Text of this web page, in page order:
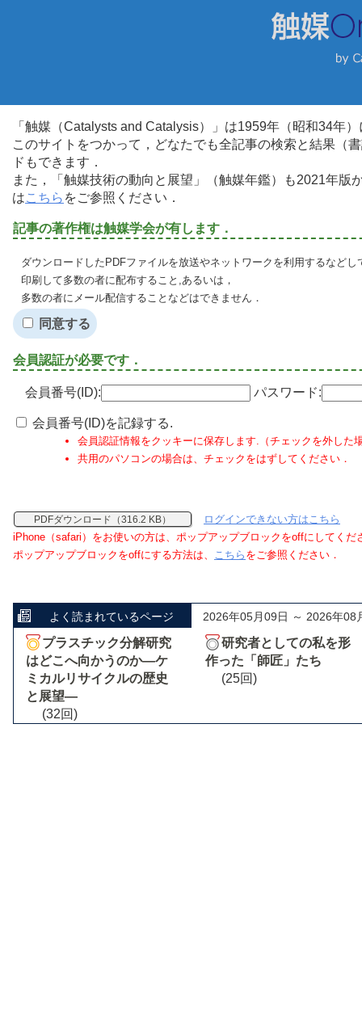
「触媒（Catalysts and Catalysis）」は1959年（昭和34年
このサイトをつかって，どなたでも全記事の検索と結果（
ドもできます．
また，「触媒技術の動向と展望」（触媒年鑑）も2021年
はこちら をご参照ください．
記事の著作権は触媒学会が有します．
ダウンロードしたPDFファイルを放送やネットワークを利用するなど
印刷して多数の者に配布すること,あるいは，
多数の者にメール配信することなどはできません．
同意する
会員認証が必要です．
会員番号(ID): パスワード:
会員番号(ID)を記録する.
会員認証情報をクッキーに保存します.（チェックを外した
共用のパソコンの場合は、チェックをはずしてください．
PDFダウンロード（316.2 KB）
ログインできない方はこちら
iPhone（safari）をお使いの方は、ポップアップブロックをoffにしてくだ
ポップアップブロックをoffにする方法は、 こちら をご参照ください．
よく読まれているページ 2026年05月09日 ～ 2026年08
プラスチック分解研究
はどこへ向かうのか―ケ
ミカルリサイクルの歴史
と展望―
(32回)
研究者としての私を形
作った「師匠」たち
(25回)